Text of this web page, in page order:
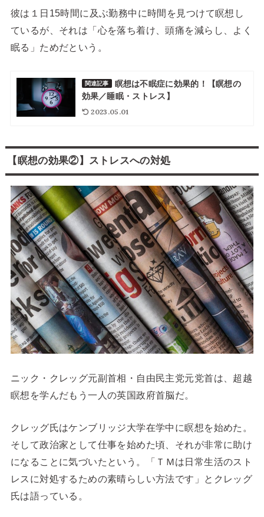
彼は１日15時間に及ぶ勤務中に時間を見つけて瞑想し
ているが、それは 「心を落ち着け、頭痛を減らし、よく
眠る」ためだという。
関連記事
瞑想は不眠症に効果的！【瞑想の
効果／睡眠・ストレス】
2023.05.01
【瞑想の効果②】ストレスへの対処
ニック・クレッグ元副首相・自由民主党元党首は、超越
瞑想を学んだもう一人の英国政府首脳だ。
クレッグ氏はケンブリッジ大学在学中に瞑想を始めた。
そして政治家として仕事を始めた頃、それが非常に助け
になることに気づいたという。
「ＴＭは日常生活のスト
レスに対処するための素晴らしい方法です」
とクレッグ
氏は語っている。